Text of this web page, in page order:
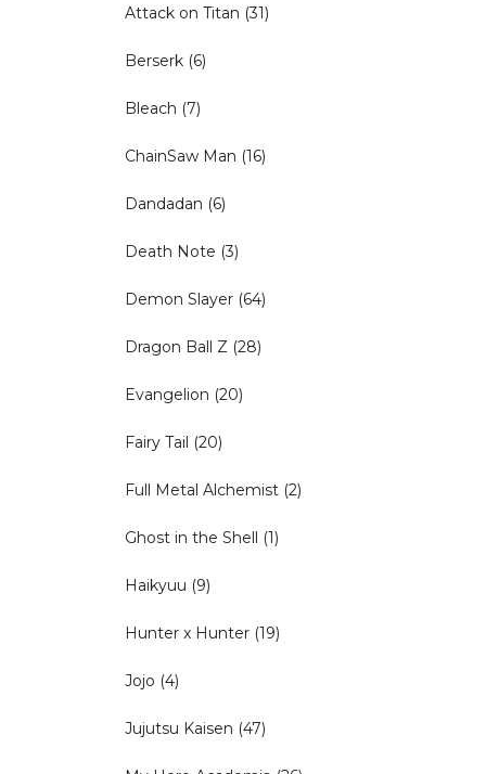
Attack on Titan (31)
Berserk (6)
Bleach (7)
ChainSaw Man (16)
Dandadan (6)
Death Note (3)
Demon Slayer (64)
Dragon Ball Z (28)
Evangelion (20)
Fairy Tail (20)
Full Metal Alchemist (2)
Ghost in the Shell (1)
Haikyuu (9)
Hunter x Hunter (19)
Jojo (4)
Jujutsu Kaisen (47)